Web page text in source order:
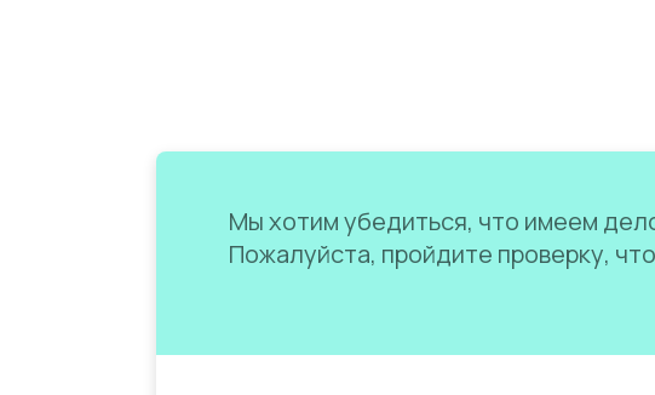
Мы хотим убедиться, что имеем
Пожалуйста, пройдите проверку,